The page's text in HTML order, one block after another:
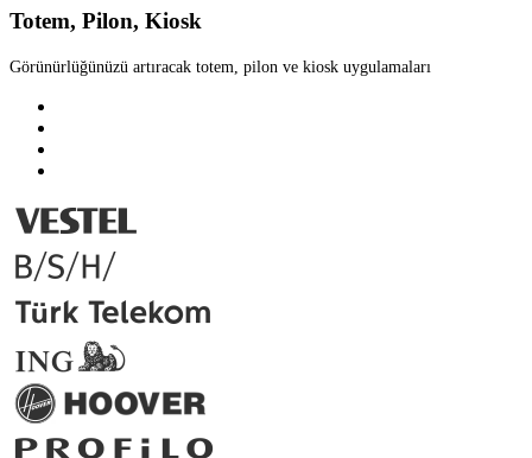
Totem, Pilon, Kiosk
Görünürlüğünüzü artıracak totem, pilon ve kiosk uygulamaları